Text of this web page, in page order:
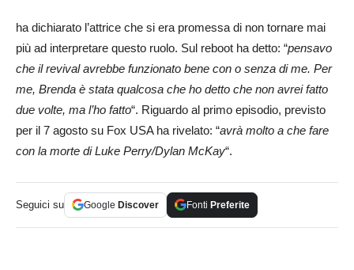
ha dichiarato l’attrice che si era promessa di non tornare mai
più ad interpretare questo ruolo. Sul reboot ha detto: “pensavo
che il revival avrebbe funzionato bene con o senza di me. Per
me, Brenda è stata qualcosa che ho detto che non avrei fatto
due volte, ma l’ho fatto“. Riguardo al primo episodio, previsto
per il 7 agosto su Fox USA ha rivelato: “avrà molto a che fare
con la morte di Luke Perry/Dylan McKay“.
Seguici su Google Discover Fonti Preferite